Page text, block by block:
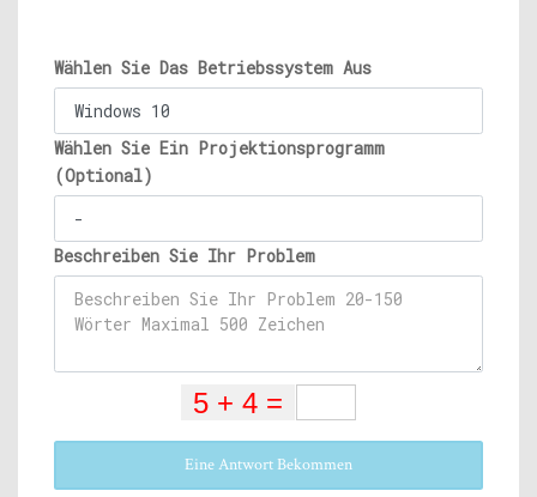
Wählen Sie Das Betriebssystem Aus
Wählen Sie Ein Projektionsprogramm
(Optional)
Beschreiben Sie Ihr Problem
Eine Antwort Bekommen